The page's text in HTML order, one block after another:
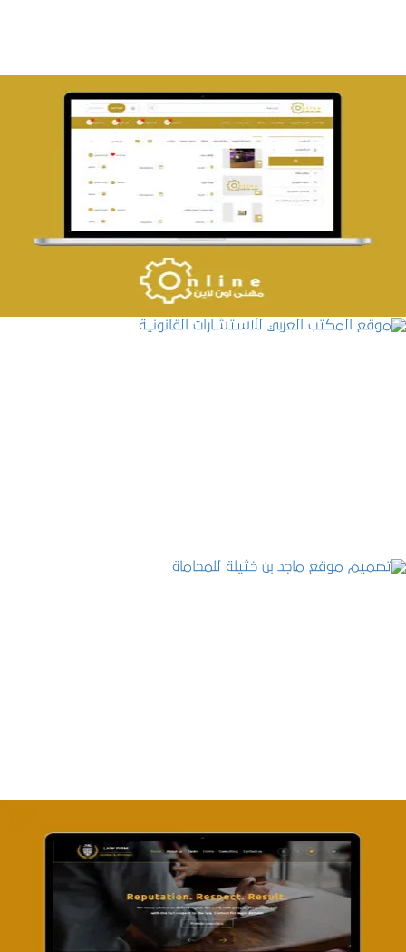
تصميم حراج مهنى
التفاصيل
تصميم موقع آل جبار والمزارقة للمحاماة